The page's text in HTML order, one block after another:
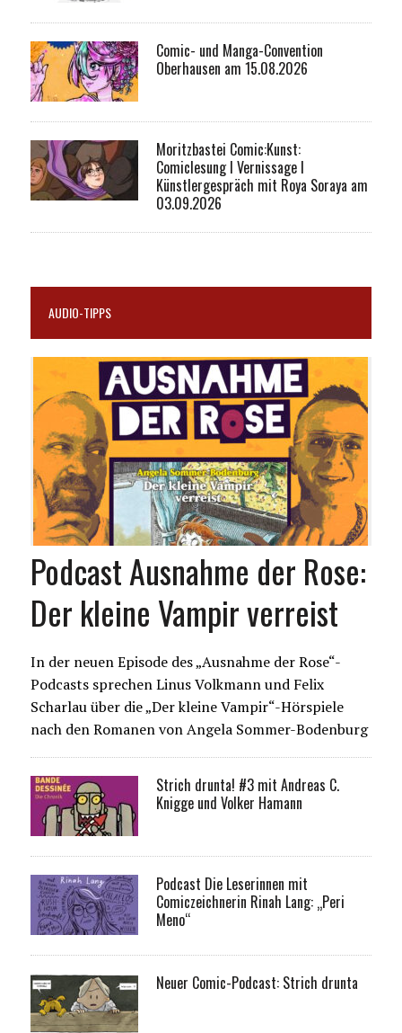
Comic- und Manga-Convention
Oberhausen am 15.08.2026
Moritzbastei Comic:Kunst:
Comiclesung I Vernissage I
Künstlergespräch mit Roya Soraya am
03.09.2026
AUDIO-TIPPS
Podcast Ausnahme der Rose:
Der kleine Vampir verreist
In der neuen Episode des „Ausnahme der Rose“-
Podcasts sprechen Linus Volkmann und Felix
Scharlau über die „Der kleine Vampir“-Hörspiele
nach den Romanen von Angela Sommer-Bodenburg
Strich drunta! #3 mit Andreas C.
Knigge und Volker Hamann
Podcast Die Leserinnen mit
Comiczeichnerin Rinah Lang: „Peri
Meno“
Neuer Comic-Podcast: Strich drunta